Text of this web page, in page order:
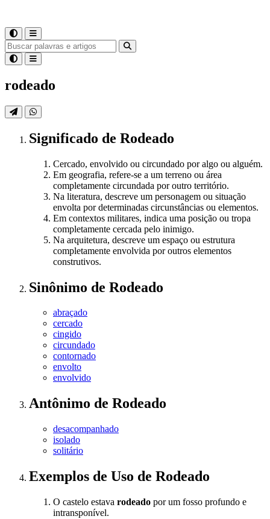
rodeado
Significado de Rodeado
Cercado, envolvido ou circundado por algo ou alguém.
Em geografia, refere-se a um terreno ou área
completamente circundada por outro território.
Na literatura, descreve um personagem ou situação
envolta por determinadas circunstâncias ou elementos.
Em contextos militares, indica uma posição ou tropa
completamente cercada pelo inimigo.
Na arquitetura, descreve um espaço ou estrutura
completamente envolvida por outros elementos
construtivos.
Sinônimo de Rodeado
abraçado
cercado
cingido
circundado
contornado
envolto
envolvido
Antônimo de Rodeado
desacompanhado
isolado
solitário
Exemplos de Uso de Rodeado
O castelo estava rodeado por um fosso profundo e
intransponível.